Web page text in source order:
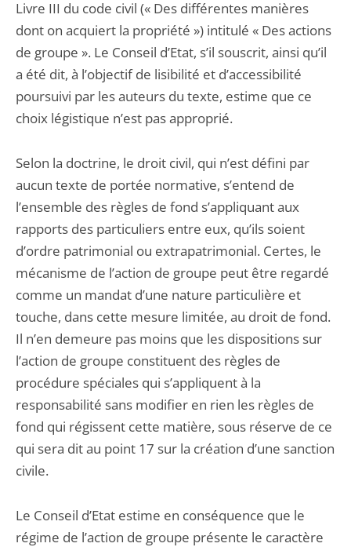
Livre III du code civil (« Des différentes manières
dont on acquiert la propriété ») intitulé « Des actions
de groupe ». Le Conseil d’Etat, s’il souscrit, ainsi qu’il
a été dit, à l’objectif de lisibilité et d’accessibilité
poursuivi par les auteurs du texte, estime que ce
choix légistique n’est pas approprié.
Selon la doctrine, le droit civil, qui n’est défini par
aucun texte de portée normative, s’entend de
l’ensemble des règles de fond s’appliquant aux
rapports des particuliers entre eux, qu’ils soient
d’ordre patrimonial ou extrapatrimonial. Certes, le
mécanisme de l’action de groupe peut être regardé
comme un mandat d’une nature particulière et
touche, dans cette mesure limitée, au droit de fond.
Il n’en demeure pas moins que les dispositions sur
l’action de groupe constituent des règles de
procédure spéciales qui s’appliquent à la
responsabilité sans modifier en rien les règles de
fond qui régissent cette matière, sous réserve de ce
qui sera dit au point 17 sur la création d’une sanction
civile.
Le Conseil d’Etat estime en conséquence que le
régime de l’action de groupe présente le caractère